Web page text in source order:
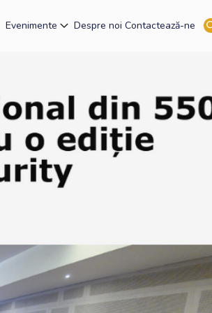
Evenimente Despre noi Contactează-ne